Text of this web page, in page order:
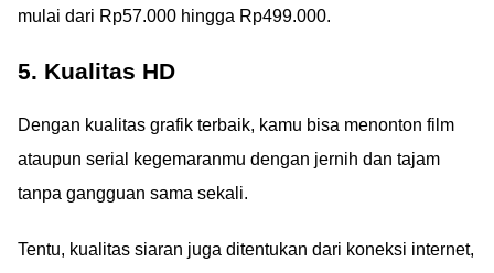
mulai dari Rp57.000 hingga Rp499.000.
5. Kualitas HD
Dengan kualitas grafik terbaik, kamu bisa menonton film
ataupun serial kegemaranmu dengan jernih dan tajam
tanpa gangguan sama sekali.
Tentu, kualitas siaran juga ditentukan dari koneksi internet,